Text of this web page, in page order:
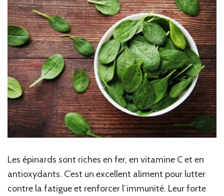
Les épinards sont riches en fer, en vitamine C et en
antioxydants. C’est un excellent aliment pour lutter
contre la fatigue et renforcer l’immunité. Leur forte